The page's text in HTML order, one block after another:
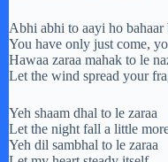
Abhi abhi to aayi ho bahaar
You have only just come,
Hawaa zaraa mahak to le
Let the wind spread your
Yeh shaam dhal to le zaraa
Let the night fall a little
Yeh dil sambhal to le zaraa